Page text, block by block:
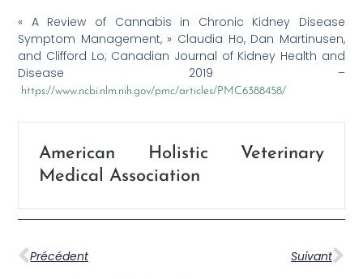
« A Review of Cannabis in Chronic Kidney Disease
Symptom Management, » Claudia Ho, Dan Martinusen,
and Clifford Lo; Canadian Journal of Kidney Health and
Disease 2019 –
https://www.ncbi.nlm.nih.gov/pmc/articles/PMC6388458/
American Holistic Veterinary
Medical Association
Précédent Suivant